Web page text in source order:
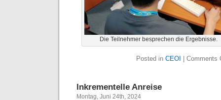
Die Teilnehmer besprechen die Ergebnisse.
Posted in CEOI Comments
Inkrementelle Anreise
Montag, Juni 24th, 2024